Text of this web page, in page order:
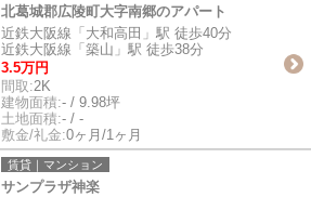
北葛城郡広陵町大字南郷のアパート
近鉄大阪線「大和高田」駅 徒歩40分
近鉄大阪線「築山」駅 徒歩38分
3.5万円
間取:2K
建物面積:- / 9.98坪
土地面積:- / -
敷金/礼金:0ヶ月/1ヶ月
賃貸｜マンション
サンプラザ神楽